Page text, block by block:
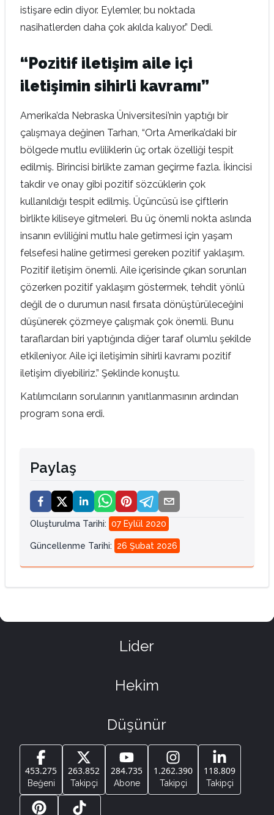
istişare edin diyor. Eylemler, bu noktada
nasihatlerden daha çok akılda kalıyor.” Dedi.
“Pozitif iletişim aile içi
iletişimin sihirli kavramı”
Amerika’da Nebraska Üniversitesi’nin yaptığı bir
çalışmaya değinen Tarhan, “Orta Amerika’daki bir
bölgede mutlu evliliklerin üç ortak özelliği tespit
edilmiş. Birincisi birlikte zaman geçirme fazla. İkincisi
takdir ve onay gibi pozitif sözcüklerin çok
kullanıldığı tespit edilmiş. Üçüncüsü ise çiftlerin
birlikte kiliseye gitmeleri. Bu üç önemli nokta aslında
insanın evliliğini mutlu hale getirmesi için yaşam
felsefesi haline getirmesi gereken pozitif yaklaşım.
Pozitif iletişim önemli. Aile içerisinde çıkan sorunları
çözerken pozitif yaklaşım göstermek, tehdit yönlü
değil de o durumun nasıl fırsata dönüştürüleceğini
düşünerek çözmeye çalışmak çok önemli. Bunu
taraflardan biri yaptığında diğer taraf olumlu şekilde
etkileniyor. Aile içi iletişimin sihirli kavramı pozitif
iletişim diyebiliriz.” Şeklinde konuştu.
Katılımcıların sorularının yanıtlanmasının ardından
program sona erdi.
Paylaş
Oluşturulma Tarihi: 07 Eylül 2020
Güncellenme Tarihi: 26 Şubat 2026
Lider
Hekim
Düşünür
453.275
Beğeni
263.852
Takipçi
284.735
Abone
1.262.390
Takipçi
118.809
Takipçi